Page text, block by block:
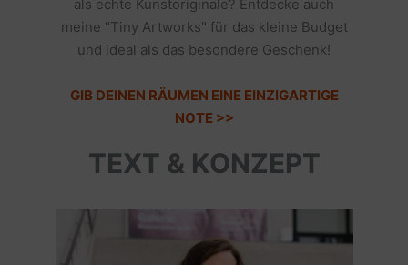
als echte Kunstoriginale? Entdecke auch
meine "Tiny Artworks" für das kleine Budget
und ideal als das besondere Geschenk!
GIB DEINEN RÄUMEN EINE EINZIGARTIGE
NOTE >>
TEXT & KONZEPT